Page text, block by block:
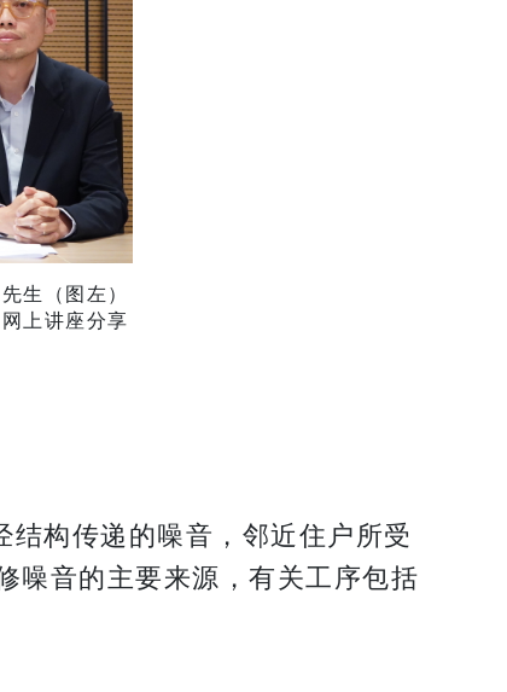
生（图左）
上讲座分享
构传递的噪音，邻近住户所受
噪音的主要来源，有关工序包括